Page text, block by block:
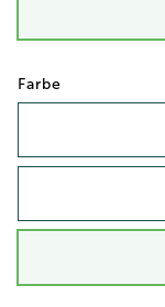
Farbe